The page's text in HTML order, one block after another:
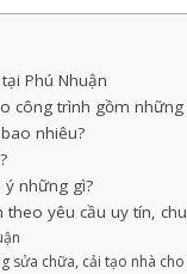
Phú Nhuận
công trình gồm những
nhiêu?
ý những gì?
yêu cầu uy tín,
sửa chữa, cải tạo nhà